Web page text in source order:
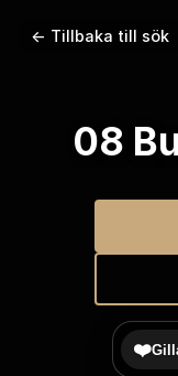
← Tillbaka till sök
08
❤️